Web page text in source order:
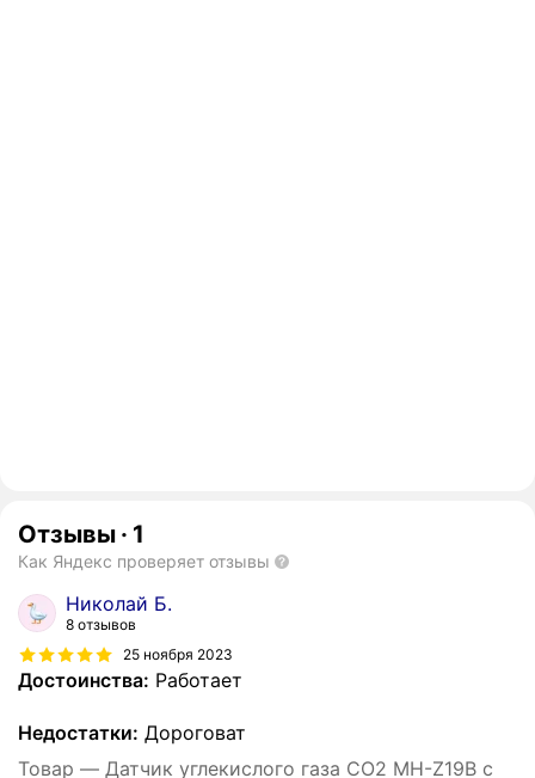
Отзывы · 1
Как Яндекс проверяет отзывы
Николай Б.
8 отзывов
25 ноября 2023
Достоинства: Работает
Недостатки: Дороговат
Товар — Датчик углекислого газа CO2 MH-Z19B с